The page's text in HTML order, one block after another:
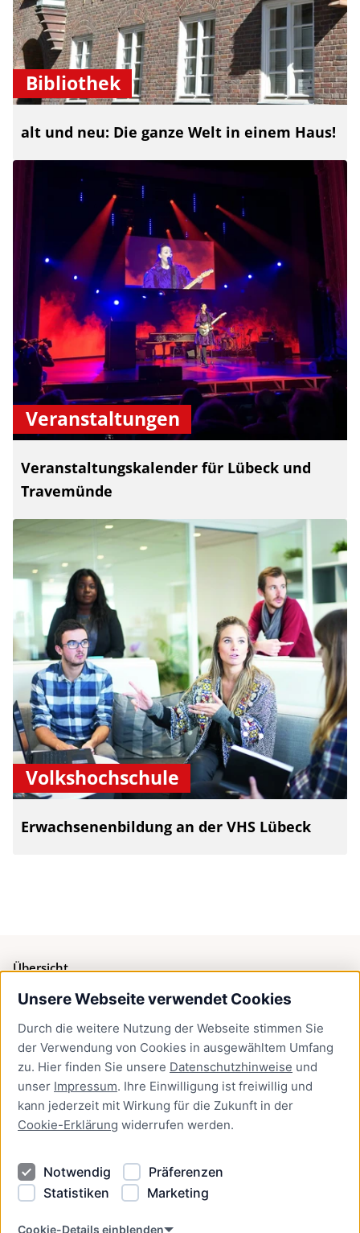
Unsere Webseite verwendet Cookies
Durch die weitere Nutzung der Webseite stimmen Sie
der Verwendung von Cookies in ausgewähltem Umfang
zu. Hier finden Sie unsere Datenschutzhinweise und
unser Impressum. Ihre Einwilligung ist freiwillig und
kann jederzeit mit Wirkung für die Zukunft in der
Cookie-Erklärung widerrufen werden.
Notwendig
Präferenzen
Statistiken
Marketing
Cookie-Details einblenden
Bibliothek
alt und neu: Die ganze Welt in einem Haus!
Veranstaltungen
Veranstaltungskalender für Lübeck und
Travemünde
Volkshochschule
Erwachsenenbildung an der VHS Lübeck
Übersicht
Bürgerservice
Presse
Newsletter Lübeck:kompakt
Kontakt
Kontakt
Datenschutzhinweise
Barrierefreiheit
Cookie Erklärung